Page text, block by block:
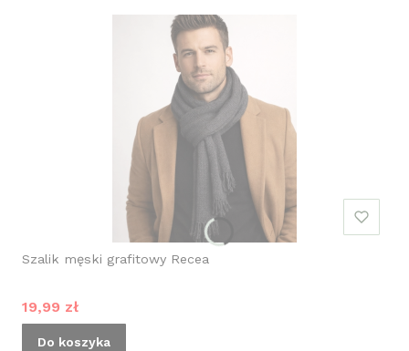
Szalik męski grafitowy Recea
Cena promocyjna
19,99 zł
Do koszyka